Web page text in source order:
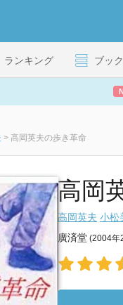
ランキング ブッ
> 高岡英夫の歩き革命
高岡
高岡英夫 小松
廣済堂 (2004年